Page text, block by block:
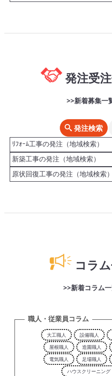
発注受
>>新着募集一
発注検索
コラ
>>新着コラム
職人・従業員コラム
大工職人 設備職人
屋根職人
造園職人
電気職人
足場職人
ハウスクリーニング